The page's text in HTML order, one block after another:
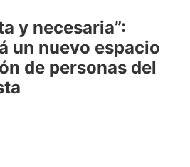
y necesaria”:
un nuevo espacio
de personas del